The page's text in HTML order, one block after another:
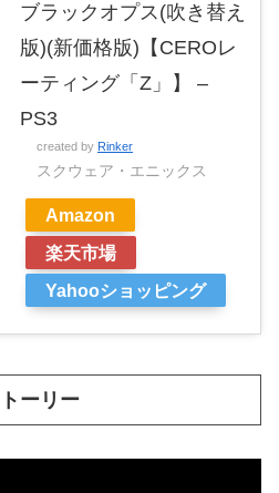
ブラックオプス(吹き替え
版)(新価格版)【CEROレ
ーティング「Z」】 –
PS3
created by Rinker
スクウェア・エニックス
Amazon
楽天市場
Yahooショッピング
ーリー